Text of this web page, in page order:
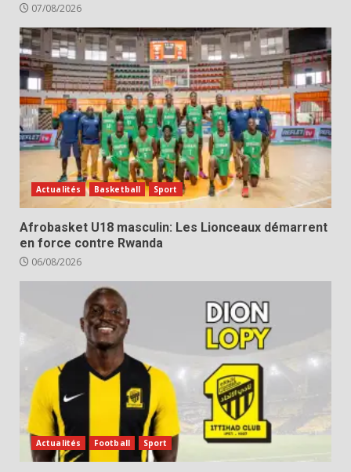
07/08/2026
Actualités Basketball Sport
Afrobasket U18 masculin: Les Lionceaux démarrent
en force contre Rwanda
06/08/2026
Actualités Football Sport